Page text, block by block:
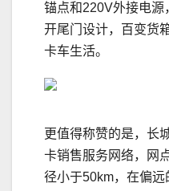
锚点和220V外接电源
开尾门设计，百变货
卡车生活。
更值得称赞的是，长
卡销售服务网络，网
径小于50km，在偏远